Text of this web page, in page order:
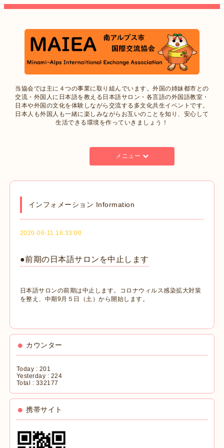
当協会では主に４つの事業に取り組んでいます。外国の姉妹都市との
交流・外国人に日本語を教える日本語サロン・各言語の外国語教室・
日本や外国の文化を体験しながら交流する多文化共生イベントです。
日本人も外国人も一緒に楽しみながらお互いのことを知り、安心して
生活できる環境を作っていきましょう！
メニュー
インフォメーション Information
2020-06-11 16:33:00
●前期の日本語サロンを中止します
日本語サロンの前期は中止します。コロナウィルス感染拡大対策
を整え、中期9月５日（土）から開始します。
カウンター
Today : 201
Yesterday : 224
Total : 332177
携帯サイト